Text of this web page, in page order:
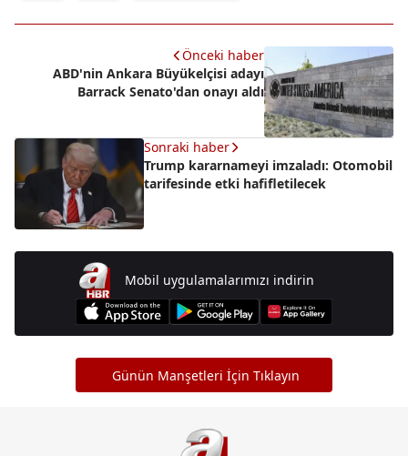
Önceki haber
ABD'nin Ankara Büyükelçisi adayı
Barrack Senato'dan onayı aldı
Sonraki haber
Trump kararnameyi imzaladı: Otomobil
tarifesinde etki hafifletilecek
Mobil uygulamalarımızı indirin
Günün Manşetleri İçin Tıklayın